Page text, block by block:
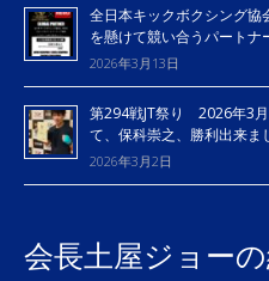
全日本キックボクシング協
を懸けて競い合うパートナ
2026年3月13日
第294戦JT祭り 2026年3月
て、保科崇之、勝利出来ま
2026年3月2日
会長土屋ジョー